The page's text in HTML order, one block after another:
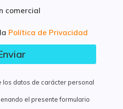
comercial
Política de Privacidad
los datos de carácter personal
el presente formulario